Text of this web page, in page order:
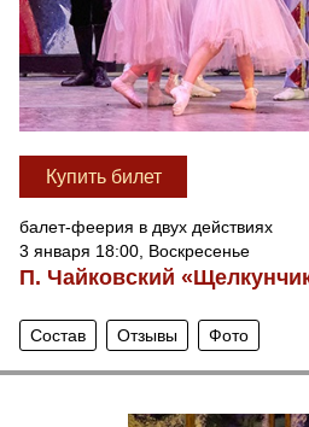
Купить билет
балет-феерия в двух действиях
3 января 18:00, Воскресенье
П. Чайковский
Состав Отзывы Фото